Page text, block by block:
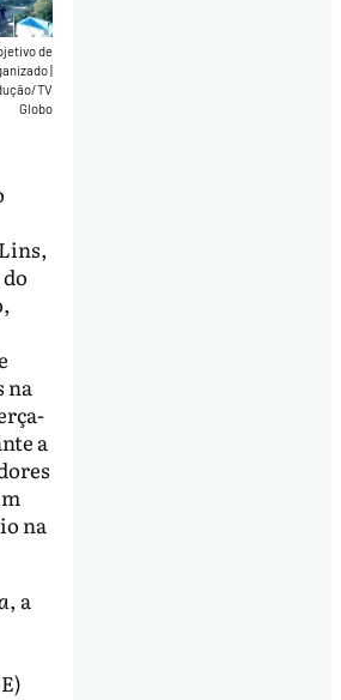
de
TV
Globo
na
a
na
, a